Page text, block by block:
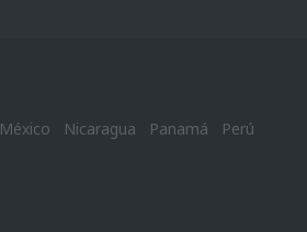
México Nicaragua Panamá Perú